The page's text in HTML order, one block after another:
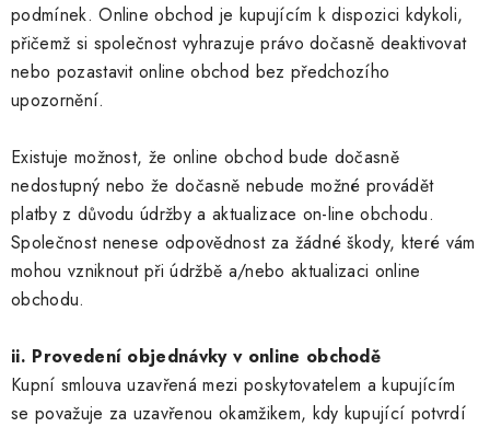
podmínek. Online obchod je kupujícím k dispozici kdykoli,
přičemž si společnost vyhrazuje právo dočasně deaktivovat
nebo pozastavit online obchod bez předchozího
upozornění.
Existuje možnost, že online obchod bude dočasně
nedostupný nebo že dočasně nebude možné provádět
platby z důvodu údržby a aktualizace on-line obchodu.
Společnost nenese odpovědnost za žádné škody, které vám
mohou vzniknout při údržbě a/nebo aktualizaci online
obchodu.
ii. Provedení objednávky v online obchodě
Kupní smlouva uzavřená mezi poskytovatelem a kupujícím
se považuje za uzavřenou okamžikem, kdy kupující potvrdí